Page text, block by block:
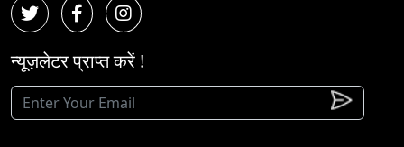
न्यूज़लेटर प्राप्त करें !